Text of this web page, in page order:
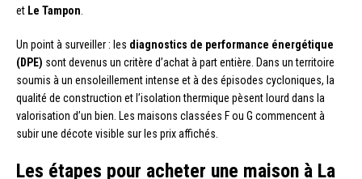
et Le Tampon
Un point à surveiller : les diagnostics de performance énergétique
(DPE) sont devenus un critère d’achat à part entière. Dans un territoire
soumis à un ensoleillement intense et à des épisodes cycloniques, la
qualité de construction et l’isolation thermique pèsent lourd dans la
valorisation d’un bien. Les maisons classées F ou G commencent à
subir une décote visible sur les prix affichés.
Les étapes pour acheter une maison à La